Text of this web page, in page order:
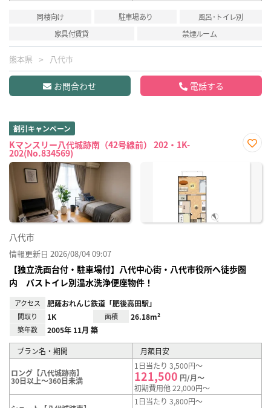
同棲向け 駐車場あり
風呂･トイレ別
家具付賃貸
禁煙ルーム
熊本県 八代市
お問合わせ 電話する
割引キャンペーン
Kマンスリー八代城跡南（42号線前） 202・1K-
202(No.834569)
に入
八代市
情報更新日 2026/08/04 09:07
【独立洗面台付・駐車場付】八代中心街・八代市役所へ徒歩圏
内 バストイレ別温水洗浄便座物件！
アクセス 肥薩おれんじ鉄道「肥後高田駅」
間取り 1K 面積 26.18m²
築年数 2005年 11月 築
プラン名・期間 月額目安
ロング【八代城跡南】
30日以上～360日未満
1日当たり 3,500円～
121,500 円/月～
初期費用他 22,000円～
1日当たり 3,800円～